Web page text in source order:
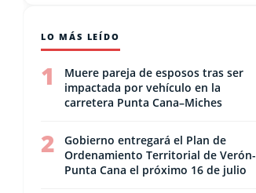
LO MÁS LEÍDO
1
Muere pareja de esposos tras ser
impactada por vehículo en la
carretera Punta Cana–Miches
2
Gobierno entregará el Plan de
Ordenamiento Territorial de Verón-
Punta Cana el próximo 16 de julio